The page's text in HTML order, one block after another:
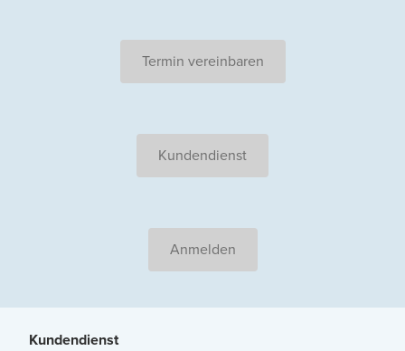
Termin vereinbaren
Kundendienst
Anmelden
Kundendienst